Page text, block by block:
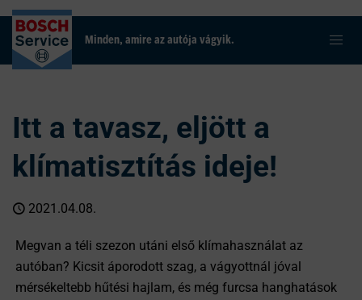
Minden, amire az autója vágyik.
Itt a tavasz, eljött a
klímatisztítás ideje!
2021.04.08.
Megvan a téli szezon utáni első klímahasználat az
autóban? Kicsit áporodott szag, a vágyottnál jóval
mérsékeltebb hűtési hajlam, és még furcsa hanghatások